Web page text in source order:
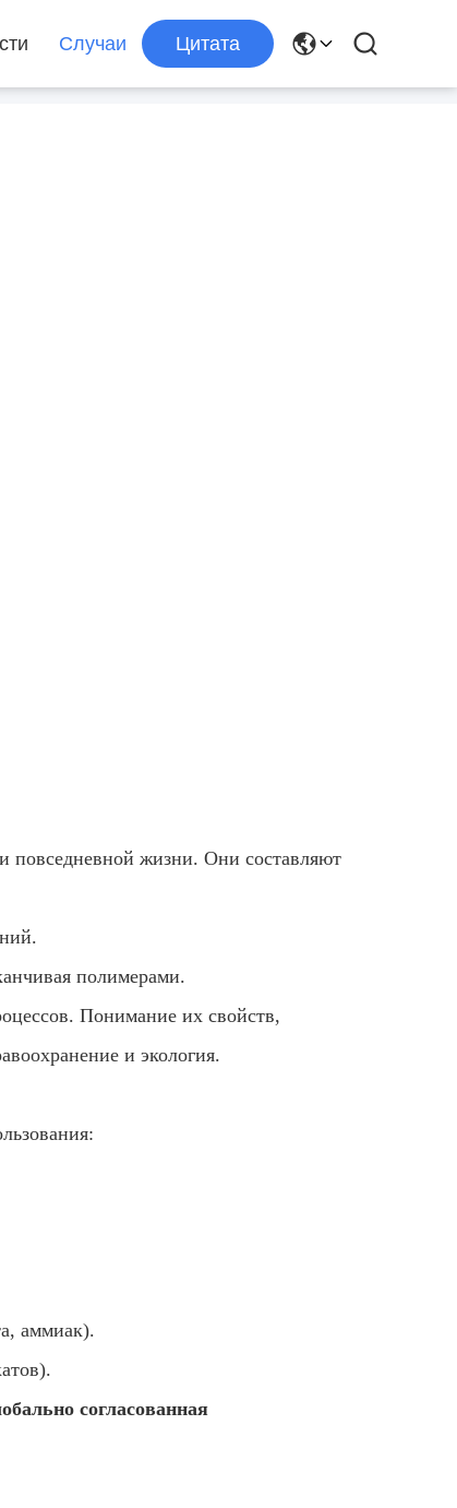
Случаи Цитата
повседневной жизни. Они составляют
полимерами.
Понимание их свойств,
и экология.
аммиак).
согласованная